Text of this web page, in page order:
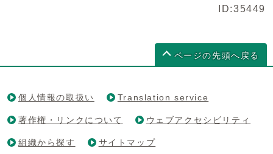
ID:35449
ページの先頭へ戻る
個人情報の取扱い Translation service
著作権・リンクについて ウェブアクセシビリティ
組織から探す サイトマップ